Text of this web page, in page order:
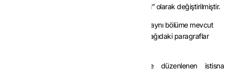
faaliyetinde bulunan” olarak, “yat” ibaresi “gemi” olarak değiştirilmiştir.
c) Sekizinci paragrafı yürürlükten kaldırılmış ve aynı bölüme mevcut
sekizinci paragrafından sonra gelmek üzere aşağıdaki paragraflar
(13/a) maddesinde düzenlenen istisna